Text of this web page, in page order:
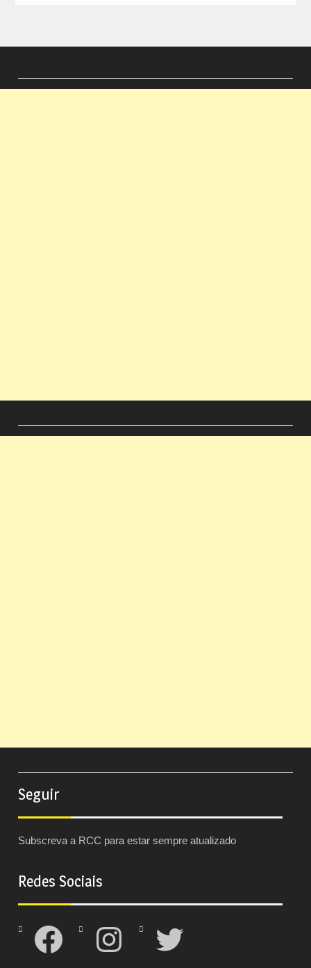
Seguir
Subscreva a RCC para estar sempre atualizado
Redes Sociais
Facebook Instagram Twitter